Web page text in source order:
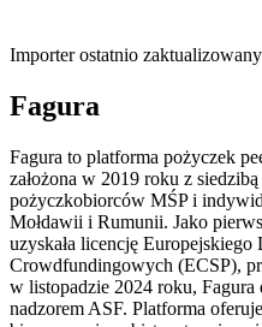
Importer ostatnio
Fagura
Fagura to platforma pożyczek
założona w 2019 roku z
pożyczkobiorców MŚP i
Mołdawii i Rumunii. Jako
uzyskała licencję Europejskiego
Crowdfundingowych (ECSP),
w listopadzie 2024 roku,
nadzorem ASF. Platforma